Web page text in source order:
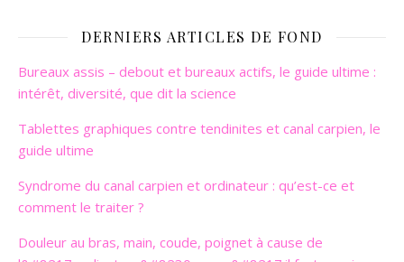
DERNIERS ARTICLES DE FOND
Bureaux assis – debout et bureaux actifs, le guide ultime :
intérêt, diversité, que dit la science
Tablettes graphiques contre tendinites et canal carpien, le
guide ultime
Syndrome du canal carpien et ordinateur : qu’est-ce et
comment le traiter ?
Douleur au bras, main, coude, poignet à cause de